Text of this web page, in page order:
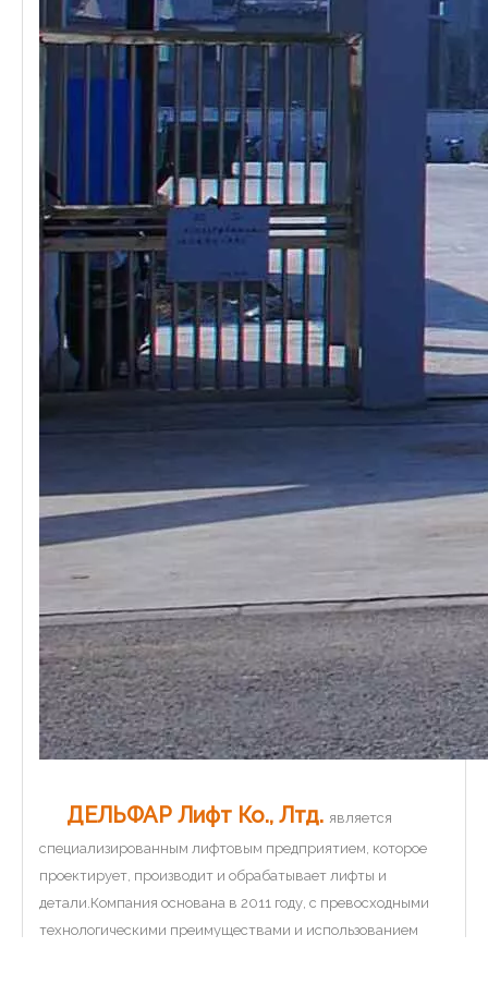
ДЕЛЬФАР Лифт Ко., Лтд. является
специализированным лифтовым предприятием, которое
проектирует, производит и обрабатывает лифты и
детали.Компания основана в 2011 году, с превосходными
технологическими преимуществами и использованием